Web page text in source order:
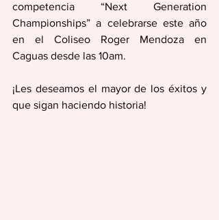
competencia “Next Generation
Championships” a celebrarse este año
en el Coliseo Roger Mendoza en
Caguas desde las 10am.
¡Les deseamos el mayor de los éxitos y
que sigan haciendo historia!